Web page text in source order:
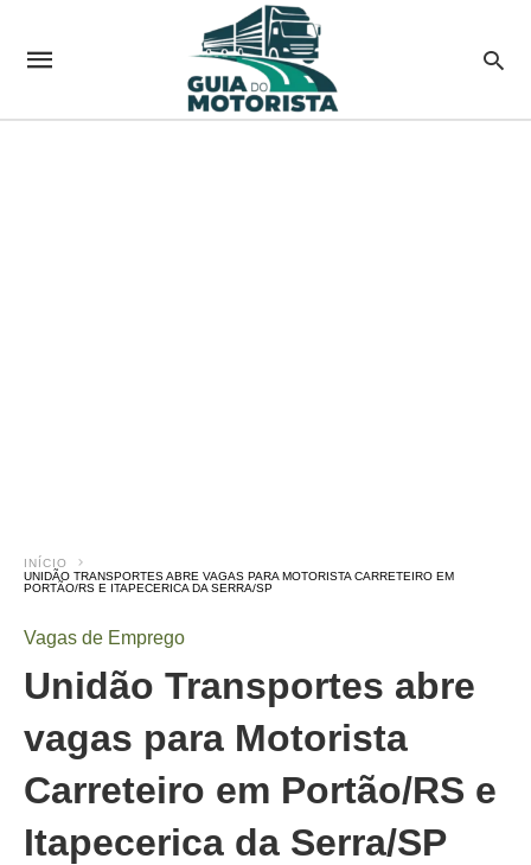
INÍCIO
UNIDÃO TRANSPORTES ABRE VAGAS PARA MOTORISTA CARRETEIRO EM
PORTÃO/RS E ITAPECERICA DA SERRA/SP
Vagas de Emprego
Unidão Transportes abre
vagas para Motorista
Carreteiro em Portão/RS e
Itapecerica da Serra/SP